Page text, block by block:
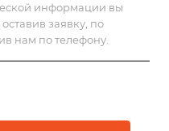
информации вы
заявку, по
нам по телефону.